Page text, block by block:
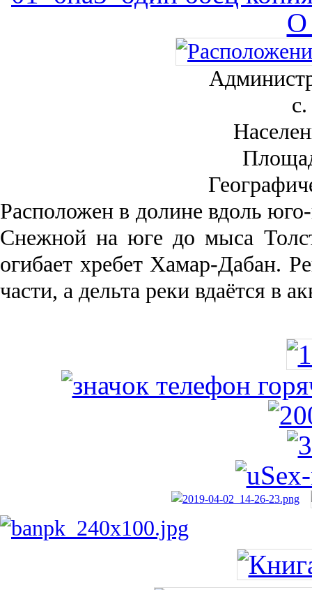
О
Рас­положен в долине вдоль
Снежной на юге до мыса
огибает хребет Хамар-Дабан.
части, а дельта реки вда­ётся в